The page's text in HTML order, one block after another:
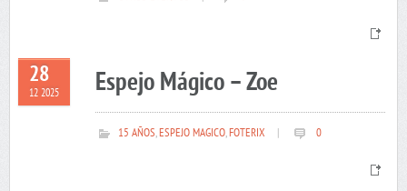
28
12 2025 Espejo Mágico – Zoe
15 AÑOS,ESPEJO MAGICO,FOTERIX 0